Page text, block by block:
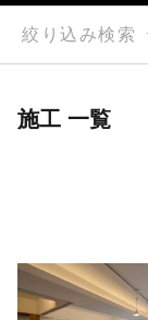
絞り込み検索
施工 一覧